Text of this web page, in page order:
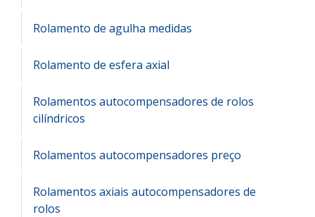
Rolamento de agulha medidas
Rolamento de esfera axial
Rolamentos autocompensadores de rolos
cilíndricos
Rolamentos autocompensadores preço
Rolamentos axiais autocompensadores de
rolos